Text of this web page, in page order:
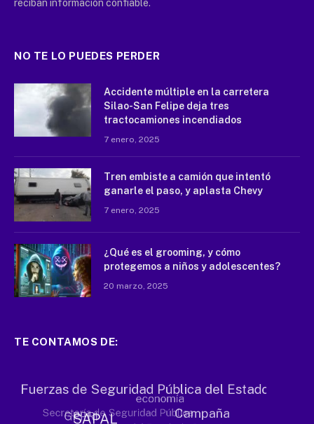
reciban información confiable.
NO TE LO PUEDES PERDER
Accidente múltiple en la carretera
Silao-San Felipe deja tres
tractocamiones incendiados
7 enero, 2025
Tren embiste a camión que intentó
ganarle el paso, y aplasta Chevy
7 enero, 2025
¿Qué es el grooming, y cómo
protegemos a niños y adolescentes?
20 marzo, 2025
TE CONTAMOS DE: